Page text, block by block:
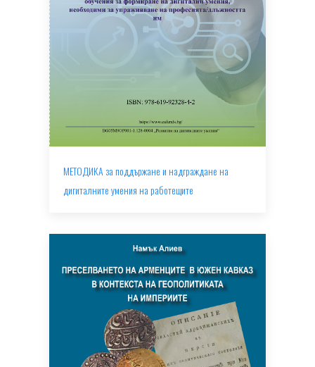
МЕТОДИКА за поддържане и надграждане на
дигиталните умения на работещите